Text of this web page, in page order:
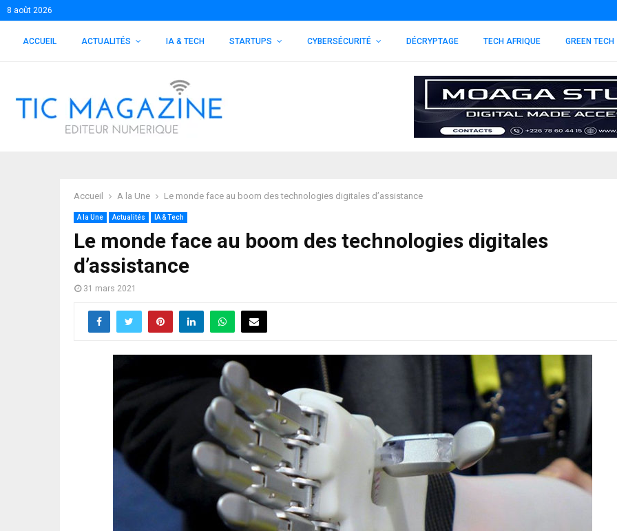
8 août 2026
ACCUEIL ACTUALITÉS IA & TECH STARTUPS CYBERSÉCURITÉ DÉCRYPTAGE TECH AFRIQUE GREEN TECH
Accueil A la Une Le monde face au boom des technologies digitales d’assistance
A la Une Actualités IA & Tech
Le monde face au boom des technologies digitales
d’assistance
31 mars 2021